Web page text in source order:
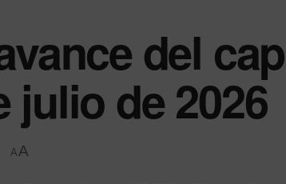
del
julio de 2026
AA